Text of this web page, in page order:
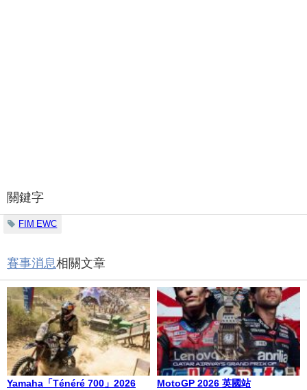
關鍵字
FIM EWC
賽事消息相關文章
Yamaha「Ténéré 700」2026
MotoGP 2026 英國站